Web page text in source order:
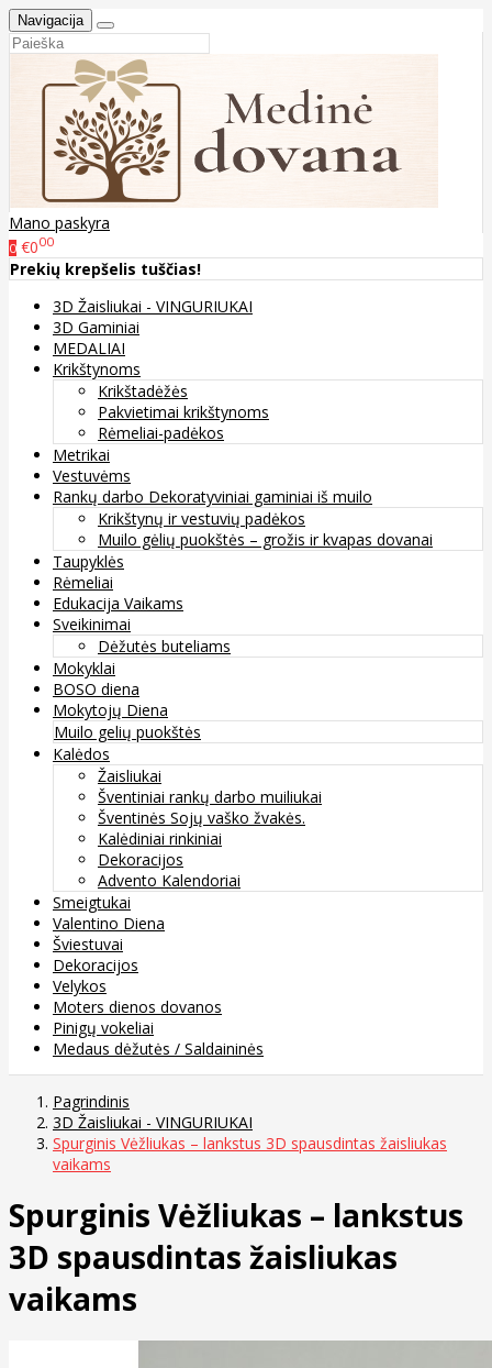
Navigacija
Mano paskyra
0 €000
Prekių krepšelis tuščias!
3D Žaisliukai - VINGURIUKAI
3D Gaminiai
MEDALIAI
Krikštynoms
Krikštadėžės
Pakvietimai krikštynoms
Rėmeliai-padėkos
Metrikai
Vestuvėms
Rankų darbo Dekoratyviniai gaminiai iš muilo
Krikštynų ir vestuvių padėkos
Muilo gėlių puokštės – grožis ir kvapas dovanai
Taupyklės
Rėmeliai
Edukacija Vaikams
Sveikinimai
Dėžutės buteliams
Mokyklai
BOSO diena
Mokytojų Diena
Muilo gelių puokštės
Kalėdos
Žaisliukai
Šventiniai rankų darbo muiliukai
Šventinės Sojų vaško žvakės.
Kalėdiniai rinkiniai
Dekoracijos
Advento Kalendoriai
Smeigtukai
Valentino Diena
Šviestuvai
Dekoracijos
Velykos
Moters dienos dovanos
Pinigų vokeliai
Medaus dėžutės / Saldaininės
Pagrindinis
3D Žaisliukai - VINGURIUKAI
Spurginis Vėžliukas – lankstus 3D spausdintas žaisliukas
vaikams
Spurginis Vėžliukas – lankstus
3D spausdintas žaisliukas
vaikams